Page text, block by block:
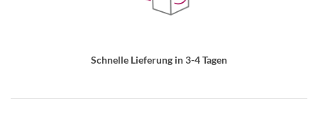
Schnelle Lieferung in 3-4 Tagen